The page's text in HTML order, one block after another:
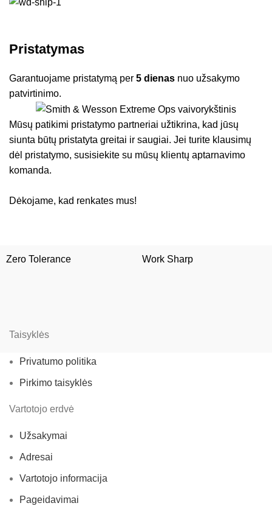
Pristatymas
Garantuojame pristatymą per5 dienas nuo užsakymo
patvirtinimo.
Mūsų patikimi pristatymo partneriai užtikrina, kad jūsų
siunta būtų pristatyta greitai ir saugiai. Jei turite klausimų
dėl pristatymo, susisiekite su mūsų klientų aptarnavimo
komanda.
Dėkojame, kad renkates mus!
Zero Tolerance Work Sharp
Taisyklės
Privatumo politika
Pirkimo taisyklės
Vartotojo erdvė
Užsakymai
Adresai
Vartotojo informacija
Pageidavimai